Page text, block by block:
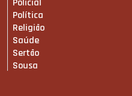
Policial
Política
Religião
Saúde
Sertão
Sousa